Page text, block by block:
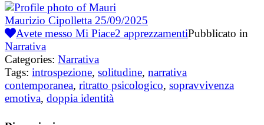
Maurizio Cipolletta 25/09/2025
Avete messo Mi Piace2 apprezzamentiPubblicato in
Narrativa
Categories: Narrativa
Tags: introspezione, solitudine, narrativa
contemporanea, ritratto psicologico, sopravvivenza
emotiva, doppia identità